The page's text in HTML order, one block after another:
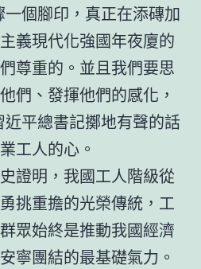
個腳印，真正在添磚加
義現代化強國年夜廈的
尊重的。並且我們要思
們、發揮他們的感化，
近平總書記擲地有聲的話
工人的心。
證明，我國工人階級從
挑重擔的光榮傳統，工
眾始終是推動我國經濟
寧團結的最基礎氣力。